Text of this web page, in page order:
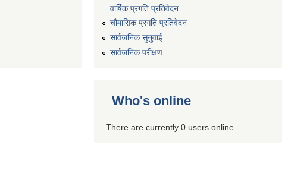
वार्षिक प्रगति प्रतिवेदन
चौमासिक प्रगति प्रतिवेदन
सार्वजनिक सुनुवाई
सार्वजनिक परीक्षण
Who's online
There are currently 0 users online.